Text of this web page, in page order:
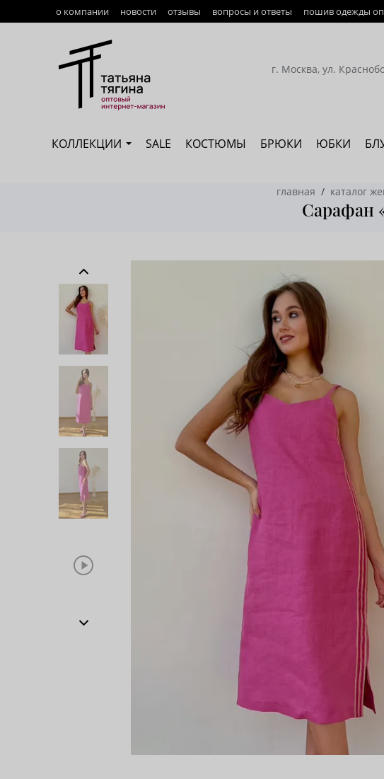
о компании
Доставка
Возврат
новости отзывы вопросы и ответы пошив одежды
г. Москва, ул.
КОЛЛЕКЦИИ SALE КОСТЮМЫ БРЮКИ ЮБКИ
главная каталог
Сарафан